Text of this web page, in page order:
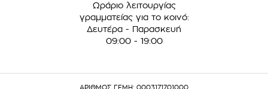
Ωράριο λειτουργίας
γραμματείας για το κοινό:
Δευτέρα - Παρασκευή
09:00 - 19:00
ΑΡΙΘΜΟΣ ΓΕΜΗ: 0003171701000